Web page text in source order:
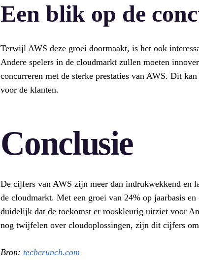
Een blik op de
Terwijl AWS deze groei doormaakt, is het ook
Andere spelers in de cloudmarkt zullen moeten
concurreren met de sterke prestaties van AWS. Dit
voor de klanten.
Conclusie
De cijfers van AWS zijn meer dan indrukwekkend en
de cloudmarkt. Met een groei van 24% op jaarbasis
duidelijk dat de toekomst er rooskleurig uitziet voor
nog twijfelen over cloudoplossingen, zijn dit cijfers
Bron: techcrunch.com